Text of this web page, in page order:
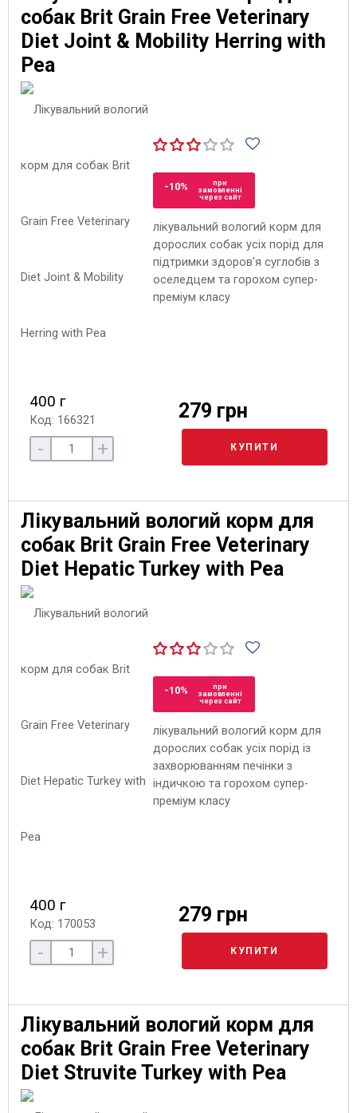
собак Brit Grain Free Veterinary
Diet Joint & Mobility Herring with
Pea
-10%
при
замовленні
через сайт
лікувальний вологий корм для
дорослих собак усіх порід для
підтримки здоров'я суглобів з
оселедцем та горохом супер-
преміум класу
400 г
Код: 166321 279 грн
- + КУПИТИ
Лікувальний вологий корм для
собак Brit Grain Free Veterinary
Diet Hepatic Turkey with Pea
-10%
при
замовленні
через сайт
лікувальний вологий корм для
дорослих собак усіх порід із
захворюванням печінки з
індичкою та горохом супер-
преміум класу
400 г
Код: 170053 279 грн
- + КУПИТИ
Лікувальний вологий корм для
собак Brit Grain Free Veterinary
Diet Struvite Turkey with Pea